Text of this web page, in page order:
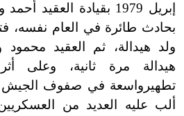
إبريل 1979 بقيادة
بحادث طائرة في العام نفسه،
ولد هيدالة، ثم العقيد
هيدالة مرة ثانية، وعلى
تطهيرواسعة في صفوف الجيش
ألب عليه العديد من